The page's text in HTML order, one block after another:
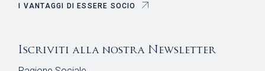
I VANTAGGI DI ESSERE SOCIO
Iscriviti alla nostra Newsletter